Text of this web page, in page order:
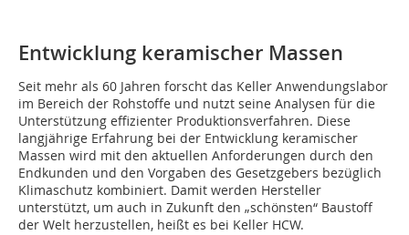
Entwicklung keramischer Massen
Seit mehr als 60 Jahren forscht das Keller Anwendungslabor
im Bereich der Rohstoffe und nutzt seine Analysen für die
Unterstützung effizienter Produktionsverfahren. Diese
langjährige Erfahrung bei der Entwicklung keramischer
Massen wird mit den aktuellen Anforderungen durch den
Endkunden und den Vorgaben des Gesetzgebers bezüglich
Klimaschutz kombiniert. Damit werden Hersteller
unterstützt, um auch in Zukunft den „schönsten“ Baustoff
der Welt herzustellen, heißt es bei Keller HCW.